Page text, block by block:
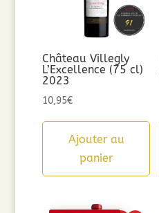
Château Villegly
L’Excellence (75 cl)
2023
10,95€
Ajouter au
panier